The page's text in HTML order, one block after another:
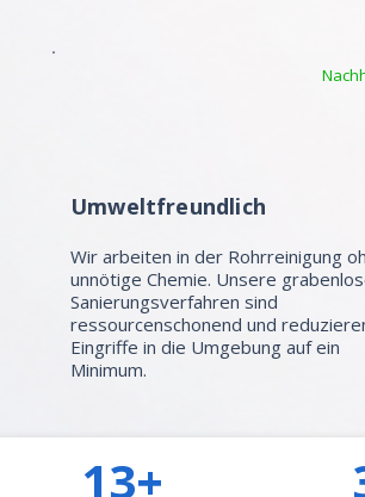
Umweltfreundlich
Wir arbeiten in der Rohrreinigung
unnötige Chemie. Unsere
Sanierungsverfahren sind
ressourcenschonend und
Eingriffe in die Umgebung auf ein
Minimum.
13+